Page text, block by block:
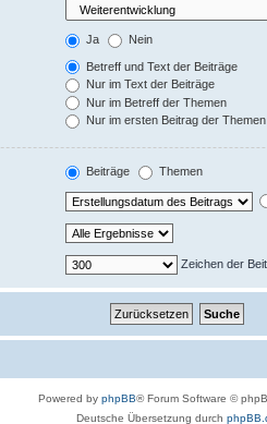
Ja Nein
Betreff und Text der Beiträge
Nur im Text der Beiträge
Nur im Betreff der Themen
Nur im ersten Beitrag der Themen
Beiträge Themen
Zeichen der
Powered by phpBB® Forum Software ©
Deutsche Übersetzung durch